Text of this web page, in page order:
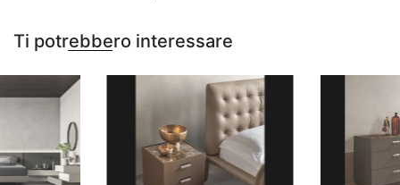
Ti potrebbero interessare